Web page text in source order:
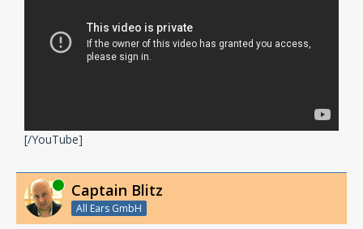
[/YouTube]
Online Captain Blitz
All Ears GmbH